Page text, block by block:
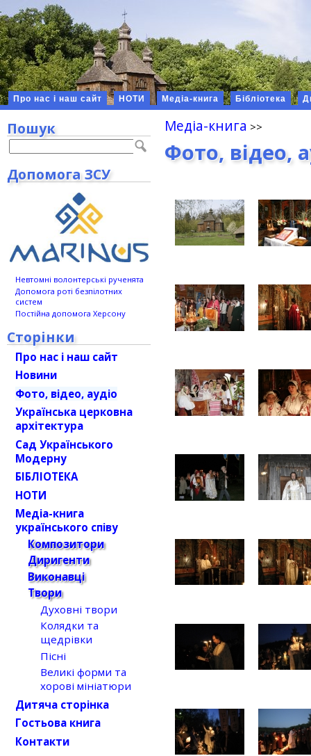
Про нас і наш сайт НОТИ Медіа-книга Бібліотека
Медіа-книга
Фото, відео,
Пошук
Допомога ЗСУ
Невтомні волонтерські рученята
Допомога роті безпілотних
систем
Постійна допомога Херсону
Сторінки
Про нас і наш сайт
Новини
Фото, відео, аудіо
Українська церковна
архітектура
Сад Українського
Модерну
БІБЛІОТЕКА
НОТИ
Медіа-книга
українського співу
Композитори
Диригенти
Виконавці
Твори
Духовні твори
Колядки та
щедрівки
Пісні
Великі форми та
хорові мініатюри
Дитяча сторінка
Гостьова книга
Контакти